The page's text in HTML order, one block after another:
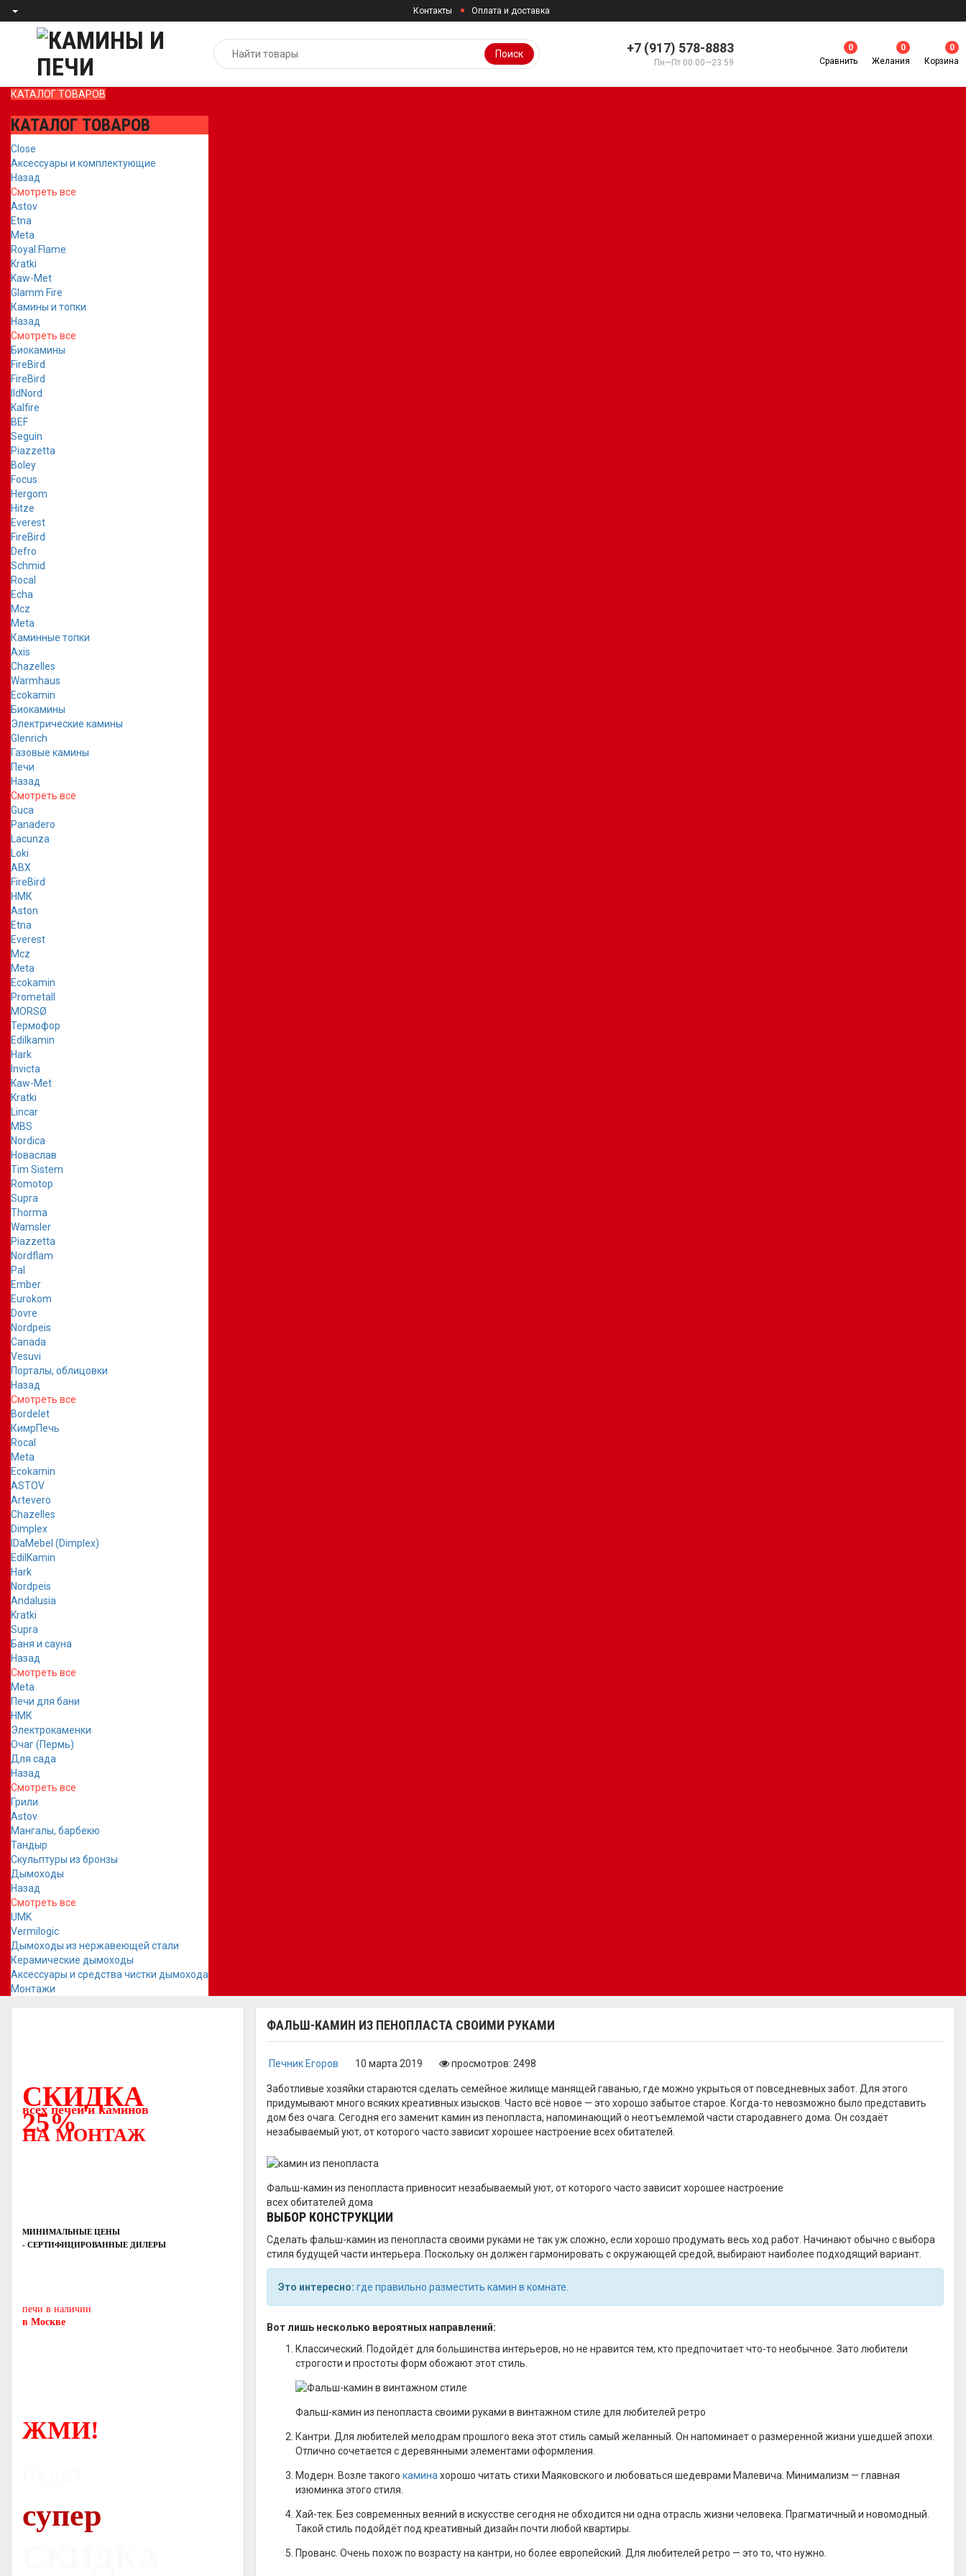
Контакты Оплата и доставка
+7 (917) 578-8883
Пн—Пт 00:00—23:59
Поиск
0
Сравнить
0
Желания
0
Корзина
КАТАЛОГ ТОВАРОВ
КАТАЛОГ ТОВАРОВ
Close
Аксессуары и комплектующие
Назад
Смотреть все
Astov
Etna
Meta
Royal Flame
Kratki
Kaw-Met
Glamm Fire
Камины и топки
Назад
Смотреть все
Биокамины
FireBird
FireBird
IldNord
Kalfire
BEF
Seguin
Piazzetta
Boley
Focus
Hergom
Hitze
Everest
FireBird
Defro
Schmid
Rocal
Echa
Mcz
Meta
Каминные топки
Axis
Chazelles
Warmhaus
Ecokamin
Биокамины
Электрические камины
Glenrich
Газовые камины
Печи
Назад
Смотреть все
Guca
Panadero
Lacunza
Loki
ABX
FireBird
НМК
Aston
Etna
Everest
Mcz
Meta
Ecokamin
Prometall
MORSØ
Термофор
Edilkamin
Hark
Invicta
Kaw-Met
Kratki
Lincar
MBS
Nordica
Новаслав
Tim Sistem
Romotop
Supra
Thorma
Wamsler
Piazzetta
Nordflam
Pal
Ember
Eurokom
Dovre
Nordpeis
Canada
Vesuvi
Порталы, облицовки
Назад
Смотреть все
Bordelet
КимрПечь
Rocal
Meta
Ecokamin
ASTOV
Artevero
Chazelles
Dimplex
IDaMebel (Dimplex)
EdilKamin
Hark
Nordpeis
Andalusia
Kratki
Supra
Баня и сауна
Назад
Смотреть все
Meta
Печи для бани
НМК
Электрокаменки
Очаг (Пермь)
Для сада
Назад
Смотреть все
Грили
Astov
Мангалы, барбекю
Тандыр
Скульптуры из бронзы
Дымоходы
Назад
Смотреть все
UMK
Vermilogic
Дымоходы из нержавеющей стали
Керамические дымоходы
Аксессуары и средства чистки дымохода
Монтажи
СКИДКА
всех печей и каминов
25%
НА МОНТАЖ
МИНИМАЛЬНЫЕ ЦЕНЫ
- СЕРТИФИЦИРОВАННЫЕ ДИЛЕРЫ
печи в наличии
в Москве
ЖМИ!
супер
ФАЛЬШ-КАМИН ИЗ ПЕНОПЛАСТА СВОИМИ РУКАМИ
Печник Егоров 10 марта 2019 просмотров: 2498
Заботливые хозяйки стараются сделать семейное жилище манящей гаванью, где можно укрыться от повседневных забот. Для этого
придумывают много всяких креативных изысков. Часто всё новое — это хорошо забытое старое. Когда-то невозможно было представить
дом без очага. Сегодня его заменит камин из пенопласта, напоминающий о неотъемлемой части стародавнего дома. Он создаёт
незабываемый уют, от которого часто зависит хорошее настроение всех обитателей.
Фальш-камин из пенопласта привносит незабываемый уют, от которого часто зависит хорошее настроение
всех обитателей дома
ВЫБОР КОНСТРУКЦИИ
Сделать фальш-камин из пенопласта своими руками не так уж сложно, если хорошо продумать весь ход работ. Начинают обычно с выбора
стиля будущей части интерьера. Поскольку он должен гармонировать с окружающей средой, выбирают наиболее подходящий вариант.
Это интересно: где правильно разместить камин в комнате
Вот лишь несколько вероятных направлений:
Классический. Подойдёт для большинства интерьеров, но не нравится тем, кто предпочитает что-то необычное. Зато любители
строгости и простоты форм обожают этот стиль.
Фальш-камин из пенопласта своими руками в винтажном стиле для любителей ретро
Кантри. Для любителей мелодрам прошлого века этот стиль самый желанный. Он напоминает о размеренной жизни ушедшей эпохи.
Отлично сочетается с деревянными элементами оформления.
Модерн. Возле такого камина хорошо читать стихи Маяковского и любоваться шедеврами Малевича. Минимализм — главная
изюминка этого стиля.
Хай-тек. Без современных веяний в искусстве сегодня не обходится ни одна отрасль жизни человека. Прагматичный и новомодный.
Такой стиль подойдёт под креативный дизайн почти любой квартиры.
Прованс. Очень похож по возрасту на кантри, но более европейский. Для любителей ретро — это то, что нужно.